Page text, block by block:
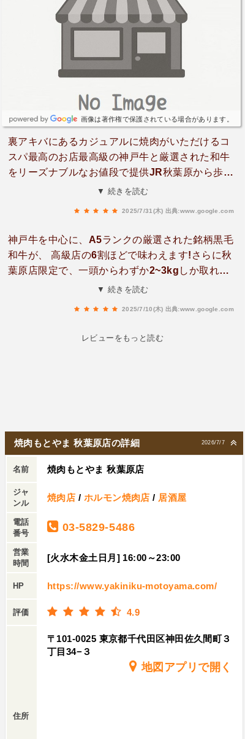
ルモンミックス（1,580円）は脂の甘みと食感のバ
ランスがよく食べやすかったです。締めに頼んだ
立っていて、最後まで満足感のある食事になりま
した。上質なお肉を手頃な価格帯で楽しめるの
できるお店です。
画像は著作権で保護されている場合があります。
裏アキバにあるカジュアルに焼肉がいただけるコ
スパ最高のお店最高級の神戸牛と厳選された和牛
をリーズナブルなお値段で提供JR秋葉原から歩い
て5分ほどのところにお店があります。2024年11
な焼肉を提供。創業以来、和牛にこだわり続けて
いる『焼肉もとやま』TV・雑誌でも話題の人気店
「焼肉もとやま」の姉妹店として開店した「焼肉
もとやま 秋葉原店」神戸牛を中心に、A5ランク
の厳選された銘柄黒毛和牛が、高級店の6割ほど
で味わえます👍銘柄黒毛和牛がリーズナブルなお
限定メニューが「シャトーミスジ」。一頭からわ
キムチ白菜が水々しく甘辛い味がクセになるおい
しさ！♦︎シャトーミスジお店自慢のシャトーミスジ
ミスジ特有のとろけるような食感と豊かな味わい
いピンク色のお肉🥩一頭からわずか2～3kgしか取
れない貴重な希少部位赤身と脂の美味しさバラン
ス完璧✨こちらは店員さんがの美味しく焼いてく
れました。極厚レアステーキに焼いてくれて、 柚
子胡椒ベースの特製タレをかけて仕上げ！柔らか
ぱり味のソースが相性抜群👍口の中で旨みが溢れ
んな和牛の部位の切り落とし上質な牛肉をお手頃
な価格で楽しめる、コスパ抜群の一品！美味いと
ころだけ選んで出していただけます。切り落とし
ですがいい部位なので脂ものってて柔らかくて美
▼ 続きを読む
2025/7/31(木) 出典:www.google.com
神戸牛を中心に、A5ランクの厳選された銘柄黒毛
和牛が、 高級店の6割ほどで味わえます!さらに秋
葉原店限定で、一頭からわずか2~3kgしか取れな
い貴重な希少部位「シャトーミスジ」を贅沢に極
という石焼ガー リックライスもめちゃくちゃ美味
▼ 続きを読む
2025/7/10(木) 出典:www.google.com
レビューをもっと読む
2026/7/7
焼肉もとやま 秋葉原店の詳細
名前 焼肉もとやま 秋葉原店
ジャ
ンル
焼肉店 / ホルモン焼肉店 / 居酒屋
電話
番号
03-5829-5486
営業
時間
[火水木金土日月] 16:00～23:00
HP https://www.yakiniku-motoyama.com/
評価 4.9
住所
〒101-0025 東京都千代田区神田佐久間町３
丁目34−３
地図アプリで開く